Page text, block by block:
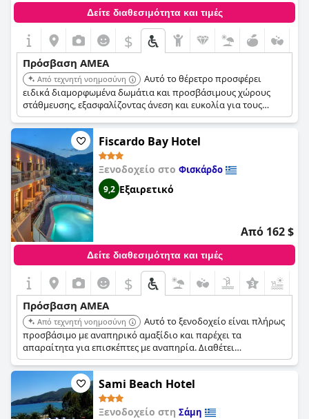
Δείτε διαθεσιμότητα και τιμές
$
Πρόσβαση ΑΜΕΑ
Από τεχνητή νοημοσύνη
Αυτό το θέρετρο προσφέρει
ειδικά διαμορφωμένα δωμάτια και προσβάσιμους χώρους
στάθμευσης, εξασφαλίζοντας άνεση και ευκολία για τους
επισκέπτες με μειωμένη κινητικότητα. Παρέχει επίσης μια
σειρά εγκαταστάσεων, συμπεριλαμβανομένων προσβάσιμων
κοινόχρηστων χώρων και ανέσεων στις εγκαταστάσεις, όπως
πισίνες και εστιατόρια. Ολόκληρη η μονάδα είναι
προσβάσιμη με αναπηρικό αμαξίδιο.
Fiscardo Bay Hotel
Ξενοδοχείο στο Φισκάρδο
9,2 Εξαιρετικό
Από 162 $
Δείτε διαθεσιμότητα και τιμές
$
Πρόσβαση ΑΜΕΑ
Από τεχνητή νοημοσύνη
Αυτό το ξενοδοχείο είναι πλήρως
προσβάσιμο με αναπηρικό αμαξίδιο και παρέχει τα
απαραίτητα για επισκέπτες με αναπηρία. Διαθέτει
ανελκυστήρα για πρόσβαση στον πρώτο όροφο και όλοι οι
χώροι του ξενοδοχείου είναι προσβάσιμοι. Προσφέρει επίσης
ένα δίκλινο δωμάτιο με πρόσβαση για άτομα με αναπηρία
που βρίσκεται στο ισόγειο.
Sami Beach Hotel
Ξενοδοχείο στη Σάμη